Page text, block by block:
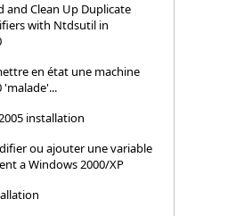
and Clean Up Duplicate
with Ntdsutil in
en état une machine
'malade'...
installation
ou ajouter une variable
a Windows 2000/XP